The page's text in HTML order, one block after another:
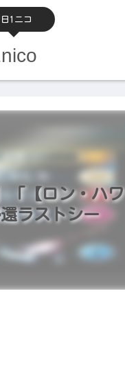
1ニコ
「【ロン・ハワ
ラストシー